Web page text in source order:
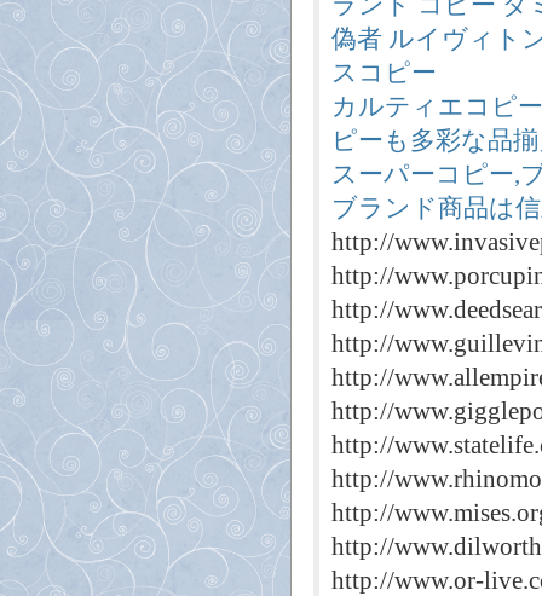
偽者 ルイヴィト
スコピー
カルティエコピ
ピーも多彩な品
スーパーコピー,
ブランド商品は
http://
http://
http://
http://
http://
http://
http://
http://
http://
http://
http://www.or-